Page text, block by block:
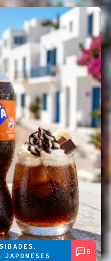
,
JAPONESES
0